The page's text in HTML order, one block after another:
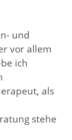
und
vor allem
ich
als
stehe